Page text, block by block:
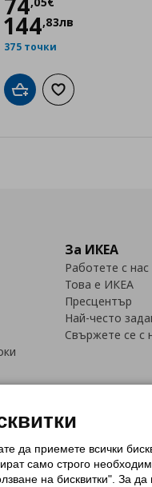
144,83лв
375 точки
Добави в кошницата
Добави към
За ИКЕА
Работете с нас
Това е ИКЕА
Пресцентър
Най-често
Свържете се с
(Cookies)Избор на
Политика за защита на
да приемете всички
само строго
на бисквитки". За